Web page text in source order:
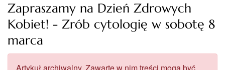
Zapraszamy na Dzień Zdrowych
Kobiet! - Zrób cytologię w sobotę 8
marca